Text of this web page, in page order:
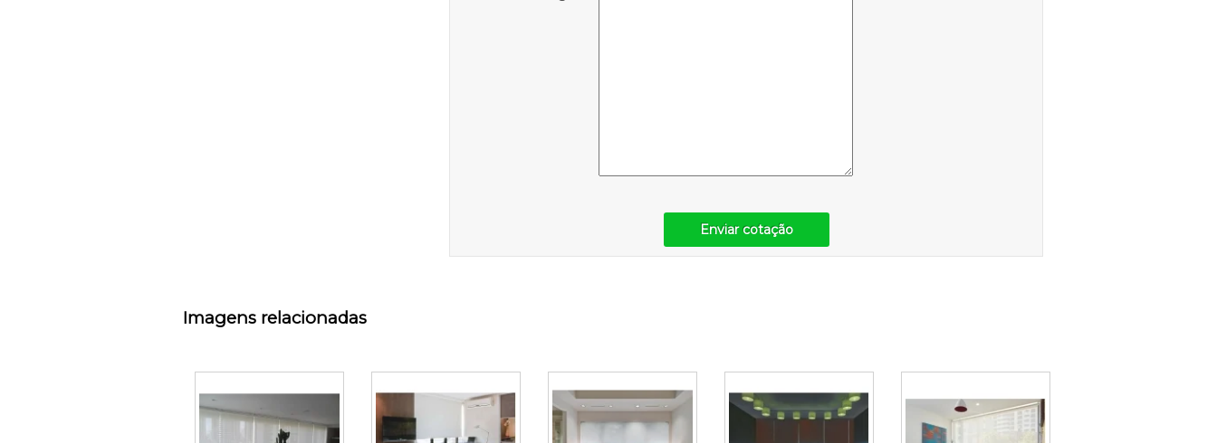
Enviar cotação
Imagens relacionadas